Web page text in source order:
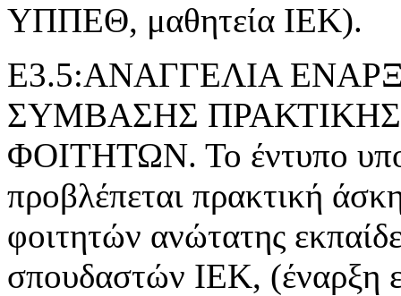
ΥΠΠΕΘ, μαθητεία ΙΕΚ).
Ε3.5:ΑΝΑΓΓΕΛΙΑ
ΣΥΜΒΑΣΗΣ
ΦΟΙΤΗΤΩΝ. Το έντυπο
προβλέπεται πρακτική
φοιτητών ανώτατης
σπουδαστών ΙΕΚ, (έναρξη